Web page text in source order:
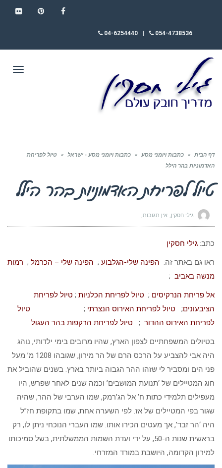
054-4738536
04-6254440
דף הבית » כתבות ויומני מסע » כתבות ויומני מסע - ישראל »
טיול לפריחת
האדמוניות בהר הילל
טיול לפריחת האדמוניות בהר הילל
גילי חסקין אין תגובות
כתב: גילי חסקין
ראו גם באתר זה: הפינה שלי-הגלבוע ; הפינה שלי – הכרמל ; רמות
מנשה באביב ;
אל פריחת הנרקיסים ; טיול לפריחת הכלניות ; טיול לפריחת
הציבעונים; טיול לפריחת האירוס הנצרתי ; טיול
לפריחת האירוס ההדור ; טיול לפריחת הרקפות בהר העגול
בטיולים המשפחתיים לצפון הארץ, שהיו מרובים בימי ילדותי, נוהג
היה אבי להצביע על הרכס הרם של הר מירון, שגובהו 1208 מ’ מעל
פני הים ומסביר לי שזהו ההר הגבוה ביותר בארץ. בשנים שהוביל את
חוג המטיילים של ‘תנועת המושבים’ וכמה שנים לאחר שפרש, היו
מעפילים תלמידי כתות ח’ אל הג’רמק, שמו הערבי של ההר, שהיה
שגור בפי המטיילים של אז. לפי השערה אחת, שמו בתקופת חז”ל
היה ‘הר זבד’, אך מעטים הכירו אותו. שמו העברי הנוכחי ניתן לו, רק
בראשית שנות ה-50, על ידי ועדת השמות הממשלתית, בשל סמיכותו
למירון הקדומה, היושבת במורד המזרחי.